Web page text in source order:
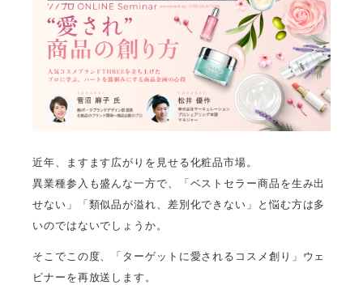
近年、ますます広がりを見せる化粧品市場。
異業種参入も盛んな一方で、「ベストセラー商品を生み出
せない」「類似品が溢れ、差別化できない」と悩む方は多
いのではないでしょうか。
そこでこの度、「ターゲットに愛されるコスメ創り」ウェ
ビナーを再放送します。